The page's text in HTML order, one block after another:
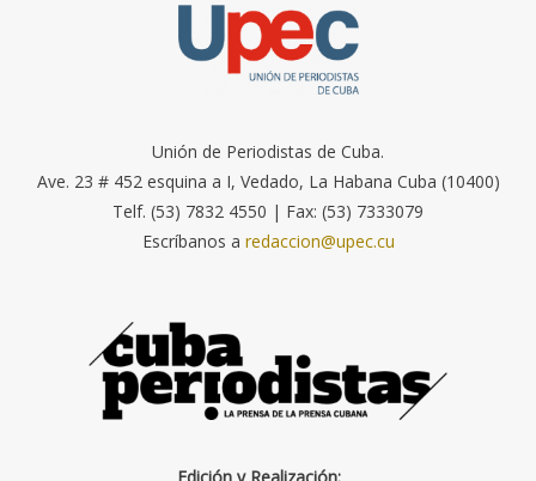
Unión de Periodistas de Cuba.
Ave. 23 # 452 esquina a I, Vedado, La Habana Cuba (10400)
Telf. (53) 7832 4550 | Fax: (53) 7333079
Escríbanos a redaccion@upec.cu